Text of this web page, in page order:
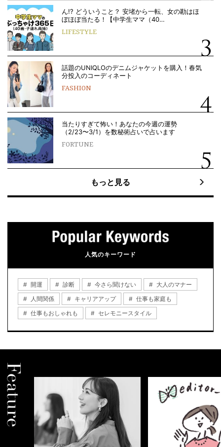
ん!? どういうこと？ 安堵から一転、女の勘はほ
ぼほぼ当たる！【中学生ママ（40…
LIFESTYLE
話題のUNIQLOのデニムジャケットを購入！春気
分投入のコーディネート
FASHION
当たりすぎて怖い！あなたの今週の運勢
（2/23〜3/1）を数秘術占いで占います
FORTUNE
もっと見る
人気のキーワード
開運 診断 今さら聞けない
大人のマナー
人間関係
キャリアアップ
仕事も家庭も
仕事もおしゃれも
セレモニースタイル